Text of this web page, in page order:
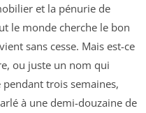
et la pénurie de
le monde cherche le bon
sans cesse. Mais est-ce
ou juste un nom qui
trois semaines,
à une demi-douzaine de